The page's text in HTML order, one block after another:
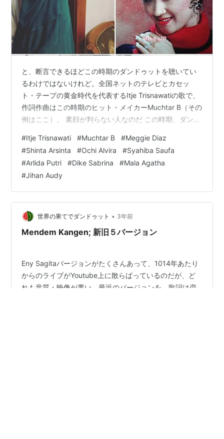
と、断言できるほどこの時期のダンドゥットを聴いてい
るわけではないけれど。全国ネットのテレビとカセッ
ト・テープの黄金時代を代表するItje Trisnawatiの歌で、
作詞作曲はこの時期のヒット・メイカーMuchtar B（その
例はここ）。 素顔が判らない人なのだ この時期、ダンド
層/中流階層にも認められるジャンルになった……と分析
されている。実際は「ダンドゥットなんて、田舎者のワ
ンパターンンな下品な歌」というイメージが、ジャカル
タあたりの都会では支配的であった。もっとも、そんな
ふうにけなす人たちにもダンドゥットのサウンドは届く
ようになったとも言…
#Itje Trisnawati #Muchtar B #Meggie Diaz
#Shinta Arsinta #Ochi Alvira #Syahiba Saufa
#Arlida Putri #Dike Sabrina #Mala Agatha
#Jihan Audy
世界の果てでダンドゥット • 3年前
Mendem Kangen; 新旧５バージョン